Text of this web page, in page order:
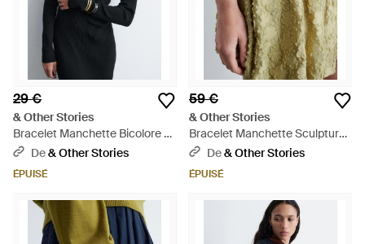
29 €
& Other Stories
Bracelet Manchette Bicolore -
NoirDe& Other Stories
ÉPUISÉ
59 €
& Other Stories
Bracelet Manchette Sculptural
- Vert
De& Other Stories
ÉPUISÉ